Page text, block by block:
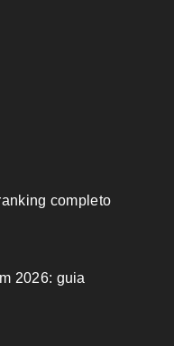
completo
2026: guia